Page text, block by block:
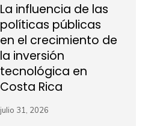
La influencia de las
políticas públicas
en el crecimiento de
la inversión
tecnológica en
Costa Rica
julio 31, 2026